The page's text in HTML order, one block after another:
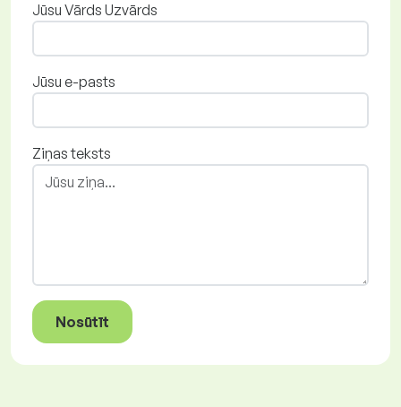
Jūsu Vārds Uzvārds
Jūsu e-pasts
Ziņas teksts
Nosūtīt